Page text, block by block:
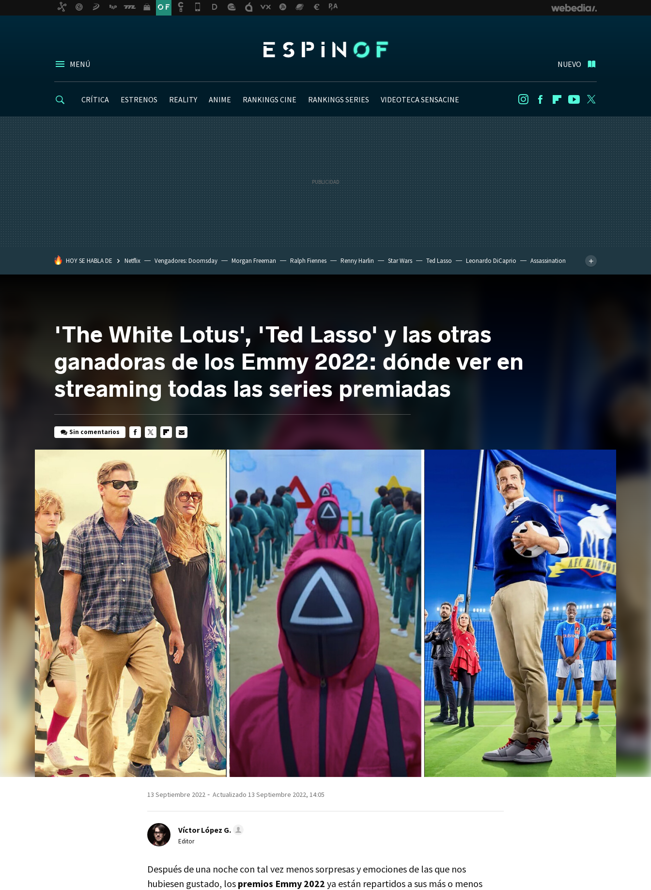
MENÚ NUEVO
CRÍTICA ESTRENOS REALITY ANIME RANKINGS CINE RANKINGS SERIES VIDEOTECA SENSACINE InstagramFacebookFlipboard
Youtube
HOY SE HABLA DE Netflix Vengadores: Doomsday Morgan Freeman Ralph Fiennes Renny Harlin Star Wars Ted Lasso Leonardo DiCaprio
Assassination
'The White Lotus', 'Ted Lasso' y las otras
ganadoras de los Emmy 2022: dónde ver en
streaming todas las series premiadas
Sin comentarios
13 Septiembre 2022 Actualizado 13 Septiembre 2022, 14:05
Víctor López G.
Editor
Después de una noche con tal vez menos sorpresas y emociones de las que nos
hubiesen gustado, los premios Emmy 2022 ya están repartidos a sus más o menos